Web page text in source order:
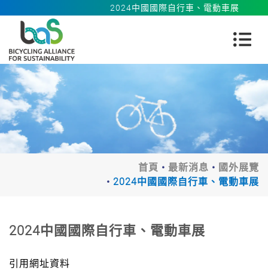
2024中國國際自行車、電動車展
首頁 最新消息
國外展覽
2024中國國際自行車、電動車展
2024中國國際自行車、電動車展
引用網址資料